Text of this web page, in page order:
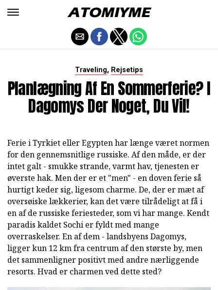
Traveling, Rejsetips
Planlægning Af En Sommerferie? I
Dagomys Der Noget, Du Vil!
Ferie i Tyrkiet eller Egypten har længe været normen
for den gennemsnitlige russiske. Af den måde, er der
intet galt - smukke strande, varmt hav, tjenesten er
øverste hak. Men der er et "men" - en doven ferie så
hurtigt keder sig, ligesom charme. De, der er mæt af
oversøiske lækkerier, kan det være tilrådeligt at få i
en af de russiske feriesteder, som vi har mange. Kendt
paradis kaldet Sochi er fyldt med mange
overraskelser. En af dem - landsbyens Dagomys,
ligger kun 12 km fra centrum af den største by, men
det sammenligner positivt med andre nærliggende
resorts. Hvad er charmen ved dette sted?